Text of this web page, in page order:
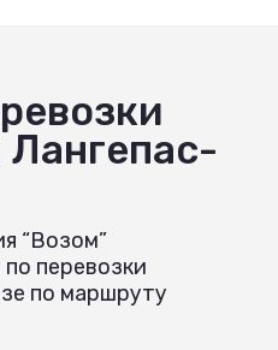
“Возом”
перевозки
по маршруту